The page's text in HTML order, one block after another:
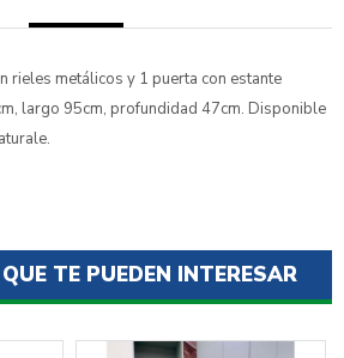
rieles metálicos y 1 puerta con estante
largo 95cm, profundidad 47cm. Disponible
TE PUEDEN INTERESAR